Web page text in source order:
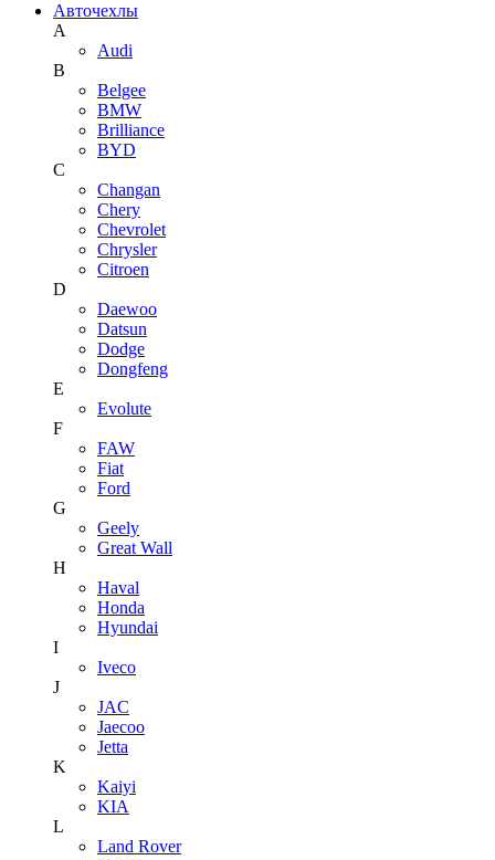
Авточехлы
A
Audi
B
Belgee
BMW
Brilliance
BYD
C
Changan
Chery
Chevrolet
Chrysler
Citroen
D
Daewoo
Datsun
Dodge
Dongfeng
E
Evolute
F
FAW
Fiat
Ford
G
Geely
Great Wall
H
Haval
Honda
Hyundai
I
Iveco
J
JAC
Jaecoo
Jetta
K
Kaiyi
KIA
L
Land Rover